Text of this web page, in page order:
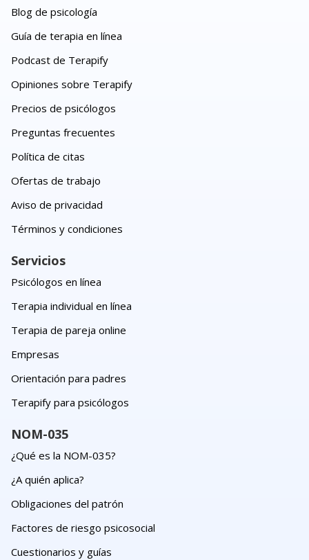
Blog de psicología
Guía de terapia en línea
Podcast de Terapify
Opiniones sobre Terapify
Precios de psicólogos
Preguntas frecuentes
Política de citas
Ofertas de trabajo
Aviso de privacidad
Términos y condiciones
Servicios
Psicólogos en línea
Terapia individual en línea
Terapia de pareja online
Empresas
Orientación para padres
Terapify para psicólogos
NOM-035
¿Qué es la NOM-035?
¿A quién aplica?
Obligaciones del patrón
Factores de riesgo psicosocial
Cuestionarios y guías